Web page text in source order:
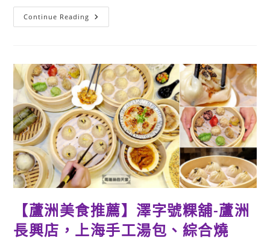
兒
童
廂)
Continue Reading 【新
莊
宵
夜
吃
什
麼？
「別
想
了，
吃
滷
味
吧！」
七
種
滷
口
味
可
選
擇，
【蘆洲美食推薦】澤字號粿舖-蘆洲
長興店，上海手工湯包、綜合燒